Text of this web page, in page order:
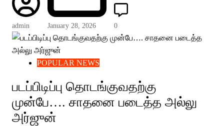
admin January 28, 2026 0
POPULAR NEWS
படப்பிடிப்பு தொடங்குவதற்கு
முன்பே…. சாதனை படைத்த அல்லு
அர்ஜுன்